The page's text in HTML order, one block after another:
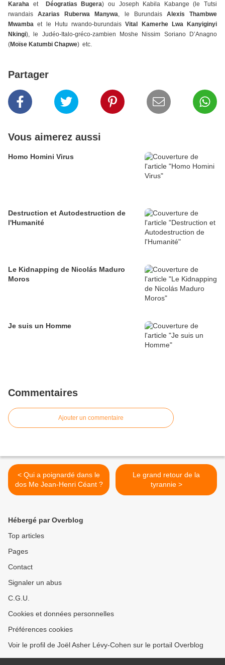
Karaha et Déogratias Bugera) ou Joseph Kabila Kabange (le Tutsi
rwandaisAzarias Ruberwa Manywa, le Burundais Alexis Thambwe
Mwamba et le Hutu rwando-burundais Vital Kamerhe Lwa Kanyiginyi
Nkingi), le Judéo-Italo-gréco-zambien Moshe Nissim Soriano D’Anagno
(Moïse Katumbi Chapwe) etc.
Partager
Vous aimerez aussi
Homo Homini Virus
Destruction et Autodestruction de
l'Humanité
Le Kidnapping de Nicolás Maduro
Moros
Je suis un Homme
Commentaires
Ajouter un commentaire
< Qui a poignardé dans le
dos Me Jean-Henri Céant ?
Le grand retour de la
tyrannie >
Hébergé par Overblog
Top articles
Pages
Contact
Signaler un abus
C.G.U.
Cookies et données personnelles
Préférences cookies
Voir le profil de Joël Asher Lévy-Cohen sur le portail Overblog